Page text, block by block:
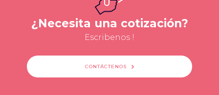
¿Necesita una cotización?
Escribenos !
CONTÁCTENOS